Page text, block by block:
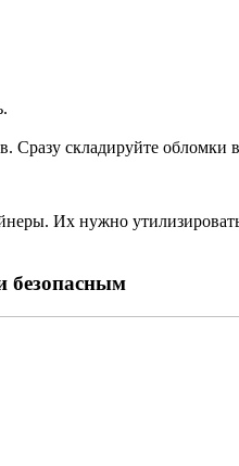
Сразу складируйте
Их нужно
безопасным